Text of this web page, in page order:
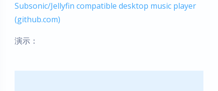
Subsonic/Jellyfin compatible desktop music player
(github.com)
演示：